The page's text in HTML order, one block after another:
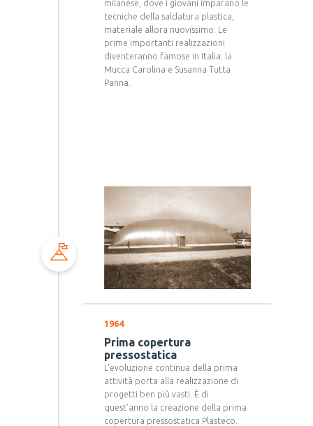
milanese, dove i giovani imparano le
tecniche della saldatura plastica,
materiale allora nuovissimo. Le
prime importanti realizzazioni
diventeranno famose in Italia: la
Mucca Carolina e Susanna Tutta
Panna.
1964
Prima copertura
pressostatica
L’evoluzione continua della prima
attività porta alla realizzazione di
progetti ben più vasti. È di
quest’anno la creazione della prima
copertura pressostatica Plasteco.